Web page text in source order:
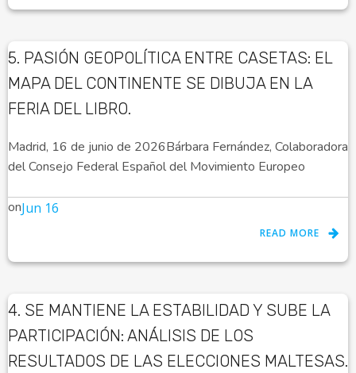
5. PASIÓN GEOPOLÍTICA ENTRE CASETAS: EL
MAPA DEL CONTINENTE SE DIBUJA EN LA
FERIA DEL LIBRO.
Madrid, 16 de junio de 2026Bárbara Fernández, Colaboradora
del Consejo Federal Español del Movimiento Europeo
onJun 16
READ MORE
4. SE MANTIENE LA ESTABILIDAD Y SUBE LA
PARTICIPACIÓN: ANÁLISIS DE LOS
RESULTADOS DE LAS ELECCIONES MALTESAS.